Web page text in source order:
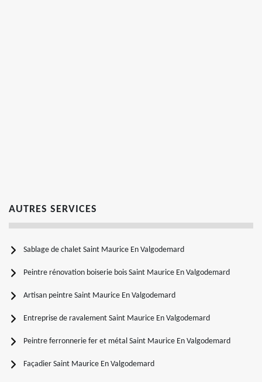
AUTRES SERVICES
Sablage de chalet Saint Maurice En Valgodemard
Peintre rénovation boiserie bois Saint Maurice En Valgodemard
Artisan peintre Saint Maurice En Valgodemard
Entreprise de ravalement Saint Maurice En Valgodemard
Peintre ferronnerie fer et métal Saint Maurice En Valgodemard
Façadier Saint Maurice En Valgodemard